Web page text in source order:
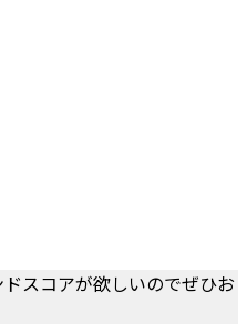
スコアが欲しいのでぜひお